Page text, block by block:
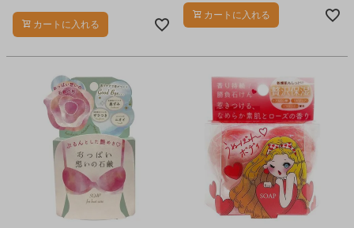
カートに入れる
カートに入れる